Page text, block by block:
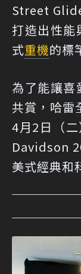
Street
打造出性能
式重機的標
為了能讓喜
共賞，哈雷
4月2日（
Davidson
美式經典和